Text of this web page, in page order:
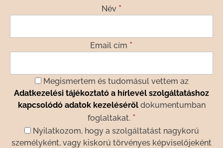
Név *
Email cím *
Megismertem és tudomásul vettem az
Adatkezelési tájékoztató a hírlevél szolgáltatáshoz
kapcsolódó adatok kezelésérőldokumentumban
foglaltakat. *
Nyilatkozom, hogy a szolgáltatást nagykorú
személyként, vagy kiskorú törvényes képviselőjeként